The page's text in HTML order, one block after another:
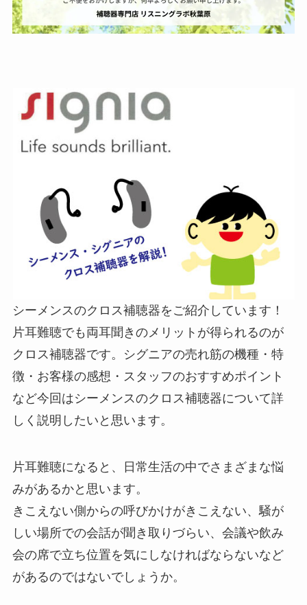
シーメンスのクロス補聴器をご紹介しています！
片耳難聴でも両耳聞きのメリットが得られるのが
クロス補聴器です。シグニアの売れ筋の機種・特
徴・お客様の感想・スタッフのおすすめポイント
など今回はシーメンスのクロス補聴器について詳
しく説明したいと思います。
片耳難聴になると、日常生活の中でさまざまな悩
みがあるかと思います。
きこえない側からの呼びかけがきこえない、騒が
しい場所での会話が聞き取りづらい、会議や飲み
会の席で立ち位置を気にしなければならないなど
があるのではないでしょうか。